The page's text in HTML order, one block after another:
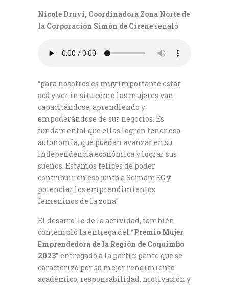
Nicole Druvi, Coordinadora Zona Norte de
la Corporación Simón de Cireneseñaló
“para nosotros es muy importante estar
acá y ver in situ cómo las mujeres van
capacitándose, aprendiendo y
empoderándose de sus negocios. Es
fundamental que ellas logren tener esa
autonomía, que puedan avanzar en su
independencia económica y lograr sus
sueños. Estamos felices de poder
contribuir en eso junto a SernamEG y
potenciar los emprendimientos
femeninos de la zona”
El desarrollo de la actividad, también
contempló la entrega del “Premio Mujer
Emprendedora de la Región de Coquimbo
2023” entregado a la participante que se
caracterizó por su mejor rendimiento
académico, responsabilidad, motivación y